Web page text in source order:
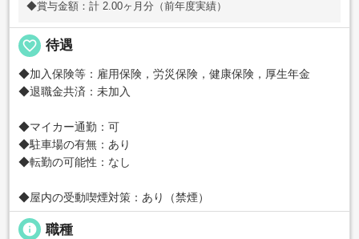
◆賞与金額：計 2.00ヶ月分（前年度実績）
favorite_border 待遇
◆加入保険等：雇用保険，労災保険，健康保険，厚生年金
◆退職金共済：未加入
◆マイカー通勤：可
◆駐車場の有無：あり
◆転勤の可能性：なし
◆屋内の受動喫煙対策：あり（禁煙）
info 職種